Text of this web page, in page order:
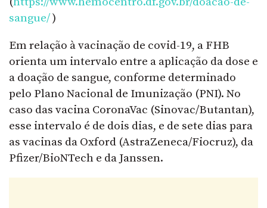
sangue/)
Em relação à vacinação de covid-19, a FHB
orienta um intervalo entre a aplicação da dose e
a doação de sangue, conforme determinado
pelo Plano Nacional de Imunização (PNI). No
caso das vacina CoronaVac (Sinovac/Butantan),
esse intervalo é de dois dias, e de sete dias para
as vacinas da Oxford (AstraZeneca/Fiocruz), da
Pfizer/BioNTech e da Janssen.